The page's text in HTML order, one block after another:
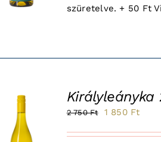
szüretelve. + 50 Ft
Királyleányka
2 750Ft
Original
1 850 Ft